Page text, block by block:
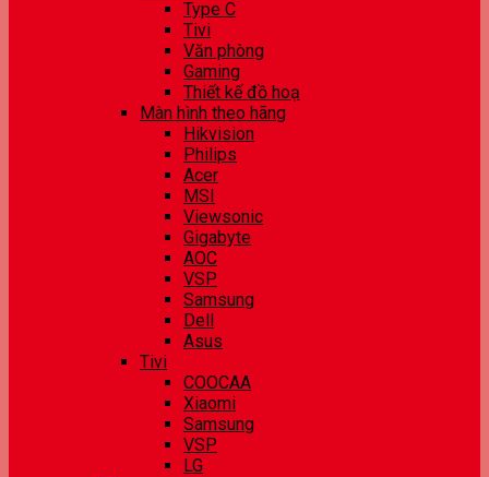
Type C
Tivi
Văn phòng
Gaming
Thiết kế đồ hoạ
Màn hình theo hãng
Hikvision
Philips
Acer
MSI
Viewsonic
Gigabyte
AOC
VSP
Samsung
Dell
Asus
Tivi
COOCAA
Xiaomi
Samsung
VSP
LG